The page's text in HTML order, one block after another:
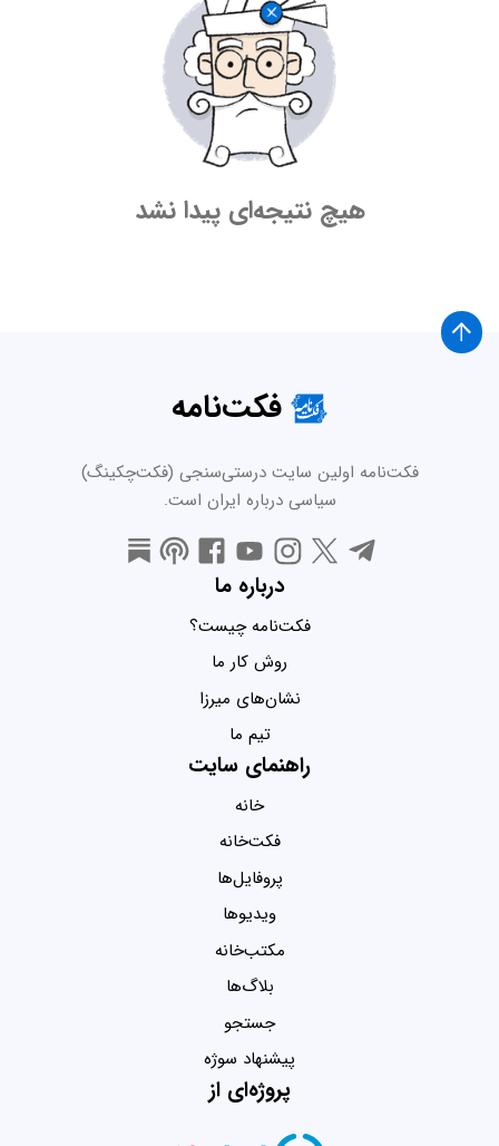
هیچ نتیجه‌ای پیدا نشد
فکت‌نامه
فکت‌نامه اولین سایت درستی‌سنجی (فکت‌چکینگ)
سیاسی درباره ایران است.
درباره ما
فکت‌نامه چیست؟
روش کار ما
نشان‌های میرزا
تیم ما
راهنمای سایت
خانه
فکت‌خانه
پروفایل‌ها
ویدیو‌ها
مکتب‌خانه
بلاگ‌ها
جستجو
پیشنهاد سوژه
پروژه‌ای از